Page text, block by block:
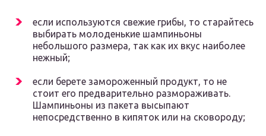
если используются свежие грибы, то старайтесь
выбирать молоденькие шампиньоны
небольшого размера, так как их вкус наиболее
нежный;
если берете замороженный продукт, то не
стоит его предварительно размораживать.
Шампиньоны из пакета высыпают
непосредственно в кипяток или на сковороду;